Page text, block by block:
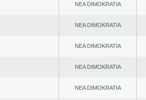
NEA DΙMOKRATIA
NEA DΙMOKRATIA
NEA DΙMOKRATIA
NEA DΙMOKRATIA
NEA DΙMOKRATIA